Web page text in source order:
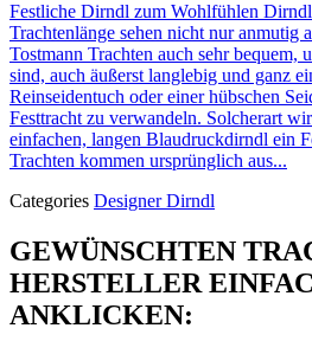
Festliche Dirndl zum Wohlfühlen
Trachtenlänge sehen nicht nur anmutig
Tostmann Trachten auch sehr bequem,
sind, auch äußerst langlebig und ganz
Reinseidentuch oder einer hübschen
Festtracht zu verwandeln. Solcherart
einfachen, langen Blaudruckdirndl ein
Trachten kommen ursprünglich aus...
Categories Designer Dirndl
GEWÜNSCHTEN
HERSTELLER
ANKLICKEN: